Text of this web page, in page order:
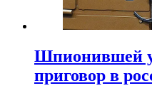
Шпионившей
приговор в